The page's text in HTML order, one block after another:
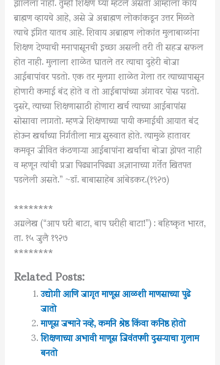
ब्राह्मण व्हायचे आहे, असे जे अब्राह्मण लोकांकडून उत्तर मिळते
त्याचे इंगित यातच आहे. शिवाय अब्राह्मण लोकांत मुलाबाळांना
शिक्षण देण्याची मनापासूनची इच्छा असली तरी ती सहज सफल
होत नाही. मुलाला शाळेत घातले तर त्याचा दुहेरी बोजा
आईबापांवर पडतो. एक तर मुलगा शाळेत गेला तर त्याच्यापासून
होणारी कमाई बंद होते व तो आईबापांच्या अंगावर पोस पडतो.
दुसरे, त्याच्या शिक्षणासाठी होणारा खर्च त्याच्या आईबापांस
सोसावा लागतो. म्हणजे शिक्षणाच्या पायी कमाईची आयात बंद
होऊन खर्चाच्या निर्गतीला मात्र सुरुवात होते. त्यामुळे हातावर
कमवून जीवित कंठणाऱ्या आईबापांना खर्चाचा बोजा झेपत नाही
व म्हणून त्यांची प्रजा पिढ्यानपिढ्या अज्ञानाच्या गर्तेत खितपत
पडलेली असते.” ~डॉ. बाबासाहेब आंबेडकर.(१९२७)
********
अग्रलेख (“आप घरी बाटा, बाप घरीही बाटा!”) : बहिष्कृत भारत,
ता. १५ जुलै १९२७
********
Related Posts:
उद्योगी आणि जागृत माणूस आळशी माणसाच्या पुढे
जातो
माणूस जन्माने नव्हे, कमनि श्रेष्ठ किंवा कनिष्ठ होतो
शिक्षणाच्या अभावी माणूस जिवंतपणी दुसऱ्याचा गुलाम
बनतो